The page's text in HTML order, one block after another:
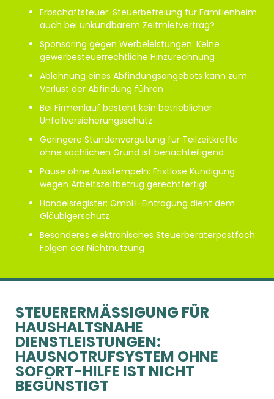
Erbschaftsteuer: Steuerbefreiung für Familienheim
auch bei unkündbarem Zeitmietvertrag?
Sponsoring gegen Werbeleistungen: Keine
gewerbesteuerrechtliche Hinzurechnung
Ablehnung eines Abfindungsangebots kann zum
Verlust der Abfindung führen
Bei Firmenlauf besteht kein betrieblicher
Unfallversicherungsschutz
Geringere Stundenvergütung für Teilzeitkräfte
ohne sachlichen Grund ist benachteiligend
Pause ohne Ausstempeln: Fristlose Kündigung
wegen Arbeitszeitbetrug gerechtfertigt
Handelsregister: GmbH-Eintragung dient dem
Gläubigerschutz
Besonderes elektronisches Steuerberaterpostfach:
Folgen der Nichtnutzung
STEUERERMÄSSIGUNG FÜR H
AUSHALTSNAHE D
IENSTLEISTUNGEN: H
AUSNOTRUFSYSTEM OHNE S
OFORT-HILFE IST NICHT B
EGÜNSTIGT